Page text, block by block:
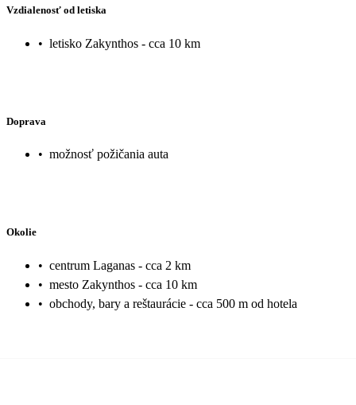
Vzdialenosť od letiska
• letisko Zakynthos - cca 10 km
Doprava
• možnosť požičania auta
Okolie
• centrum Laganas - cca 2 km
• mesto Zakynthos - cca 10 km
• obchody, bary a reštaurácie - cca 500 m od hotela